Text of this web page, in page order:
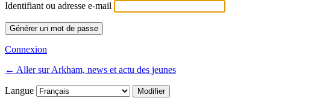
Identifiant ou adresse e-mail
Connexion
← Aller sur Arkham, news et actu des jeunes
Langue